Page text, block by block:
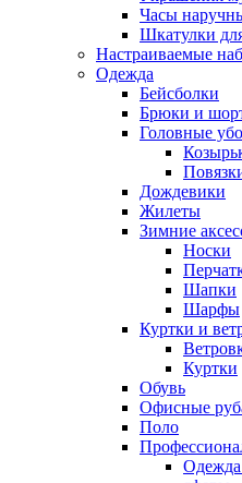
Часы
Шкатулки
Настраиваемые
Одежда
Бейсболки
Брюки и
Головные
Дождевики
Жилеты
Зимние
Носки
Шапки
Шарфы
Куртки и
Куртки
Обувь
Офисные
Поло
Одежда